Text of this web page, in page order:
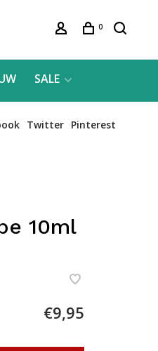
0
SALE
Twitter Pinterest
10ml
€9,95